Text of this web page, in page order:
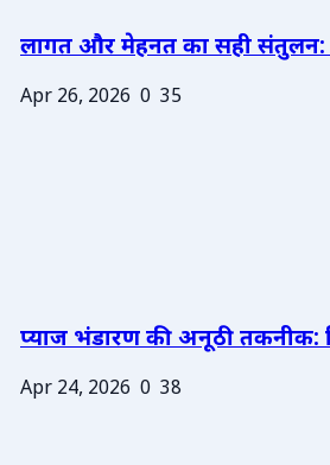
लागत और मेहनत का सही संतुलन:
Apr 26, 2026 0 35
प्याज भंडारण की अनूठी तकनीक:
Apr 24, 2026 0 38